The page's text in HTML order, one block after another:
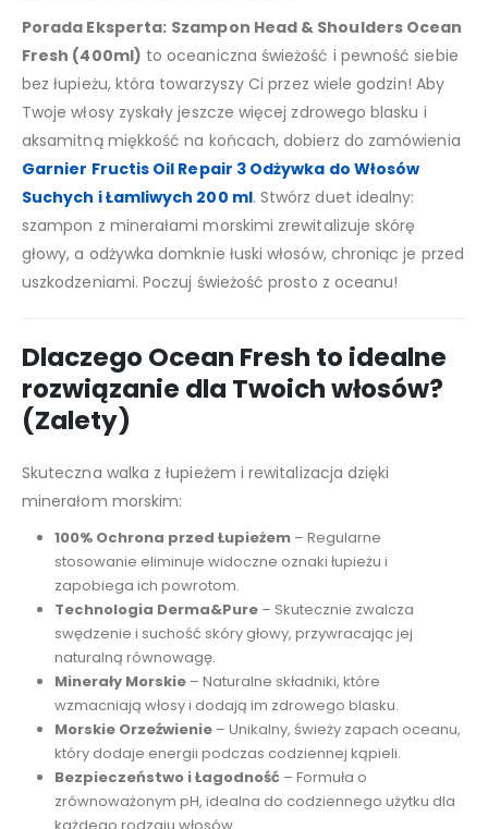
Porada Eksperta: Szampon Head & Shoulders Ocean
Fresh (400ml) to oceaniczna świeżość i pewność siebie
bez łupieżu, która towarzyszy Ci przez wiele godzin! Aby
Twoje włosy zyskały jeszcze więcej zdrowego blasku i
aksamitną miękkość na końcach, dobierz do zamówienia
Garnier Fructis Oil Repair 3 Odżywka do Włosów
Suchych i Łamliwych 200 ml. Stwórz duet idealny:
szampon z minerałami morskimi zrewitalizuje skórę
głowy, a odżywka domknie łuski włosów, chroniąc je przed
uszkodzeniami. Poczuj świeżość prosto z oceanu!
Dlaczego Ocean Fresh to idealne
rozwiązanie dla Twoich włosów?
(Zalety)
Skuteczna walka z łupieżem i rewitalizacja dzięki
minerałom morskim:
100% Ochrona przed Łupieżem– Regularne
stosowanie eliminuje widoczne oznaki łupieżu i
zapobiega ich powrotom.
Technologia Derma&Pure– Skutecznie zwalcza
swędzenie i suchość skóry głowy, przywracając jej
naturalną równowagę.
Minerały Morskie– Naturalne składniki, które
wzmacniają włosy i dodają im zdrowego blasku.
Morskie Orzeźwienie– Unikalny, świeży zapach oceanu,
który dodaje energii podczas codziennej kąpieli.
Bezpieczeństwo i Łagodność– Formuła o
zrównoważonym pH, idealna do codziennego użytku dla